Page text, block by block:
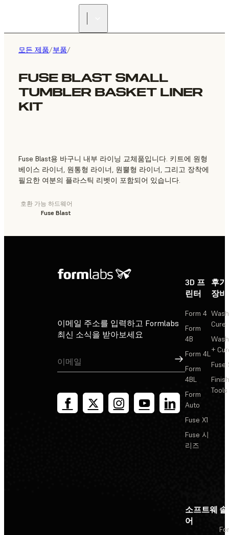
모든 제품/부품/
FUSE BLAST SMALL
TUMBLER BASKET LINER
KIT
Fuse Blast용 바구니 내부 라이닝 교체품입니다. 키트에 원형
베이스 라이너, 원통형 라이너, 원뿔형 라이너, 그리고 장착에
필요한 여분의 플라스틱 리벳이 포함되어 있습니다.
호환 가능 하드웨어
Fuse Blast
이메일 주소를 입력하고 Formlabs
최신 소식을 받아보세요
가입
3D 프
린터
Form 4
Form
4B
Form 4L
Form
4BL
Form
Auto
Fuse X1
Fuse 시
리즈
후
장비
Cure
+
Fuse
Tools
소프트웨
어